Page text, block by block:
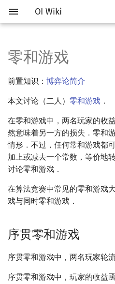
OI Wiki
入
开
始
搜
索
Getting Started
OI Wiki 不是什么
格式手册
数学符号表
F.A.Q.
镜像站列表
致谢
比赛相关简介
学习路线
学习资源
技巧
出题
工具软件简介
命令行
命令行编译与调试
编译器
WSL (Windows 10)
Special Judge
Testlib
Polygon
语言基础简介
C++ 进阶
C++ 与其他常用语言的区别
Pascal 转 C++ 急救
Python 速成
Java 速成
Java 进阶
算法基础简介
模拟
递归 & 分治
贪心
排序
前缀和 & 差分
二分
倍增
搜索部分简介
双向搜索
启发式搜索
A*
迭代加深搜索
IDA*
回溯法
Dancing Links
动态规划部分简介
背包 DP
区间 DP
DAG 上的 DP
树形 DP
状压 DP
数位 DP
插头 DP
字符串部分简介
字符串匹配
字符串哈希
字典树 (Trie)
前缀函数与 KMP 算法
Boyer–Moore 算法
Z 函数（扩展 KMP）
AC 自动机
数字系统简介
格雷码
数论基础
最大公约数
欧拉函数
筛法
分解质因数
裴蜀定理 & 一次不定方程
费马小定理 & 欧拉定理
模逆元
多项式与生成函数简介
快速数论变换
快速沃尔什变换
Chirp Z 变换
多项式牛顿迭代
多项式多点求值|快速插值
多项式初等函数
常系数齐次线性递推
排列组合
斐波那契数列
错位排列
卡特兰数
斯特林数
贝尔数
伯努利数
Entringer Number
线性代数简介
矩阵
初等变换
行列式
线性空间
线性基
线性映射
特征多项式
线性规划基础
基本概念
域论
Schreier–Sims 算法
基本概念
随机变量的数字特征
概率不等式
序贯零和游戏
同时零和游戏
混合策略
von Neumann 定理
转化为线性规划问题
习题
参考资料与注释
插值
牛顿迭代法
数据结构部分简介
链表
哈希表
并查集
堆
块状数据结构
单调栈
单调队列
图论部分简介
DFS（图论）
BFS（图论）
树上问题
有向无环图
拓扑排序
最短路问题
生成树问题
计算几何部分简介
距离
Pick 定理
三角剖分
凸包
扫描线
旋转卡壳
半平面交
杂项简介
离线算法
分数规划
随机化
悬线法
有限状态自动机
计算理论基础
字节顺序
RMQ
线段树与离线询问
零和游戏
前置知识： 博弈论简介
本文讨论（二人） 零和游戏 ．
在零和游戏中，两名玩家的收
然意味着另一方的损失．零和
情形．不过，任何常和游戏都
加上或减去一个常数，等价地
讨论零和游戏．
在算法竞赛中常见的零和游戏
戏与同时零和游戏．
序贯零和游戏
序贯零和游戏中，两名玩家轮
序贯零和游戏中，玩家的收益